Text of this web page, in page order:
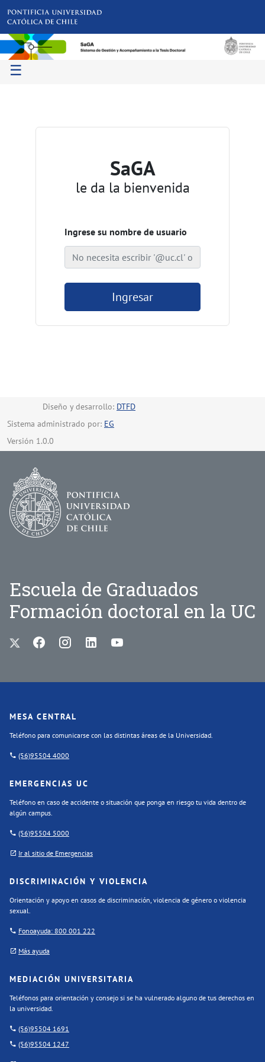
☰
SaGA
le da la bienvenida
Ingrese su nombre de usuario
Ingresar
Diseño y desarrollo: DTFD
Sistema administrado por: EG
Versión 1.0.0
Escuela de Graduados
Formación doctoral en la UC
MESA CENTRAL
Teléfono para comunicarse con las distintas áreas de la Universidad.
(56)95504 4000
EMERGENCIAS UC
Teléfono en caso de accidente o situación que ponga en riesgo tu vida dentro de
algún campus.
(56)95504 5000
Ir al sitio de Emergencias
DISCRIMINACIÓN Y VIOLENCIA
Orientación y apoyo en casos de discriminación, violencia de género o violencia
sexual.
Fonoayuda: 800 001 222
Más ayuda
MEDIACIÓN UNIVERSITARIA
Teléfonos para orientación y consejo si se ha vulnerado alguno de tus derechos en
la universidad.
(56)95504 1691
(56)95504 1247